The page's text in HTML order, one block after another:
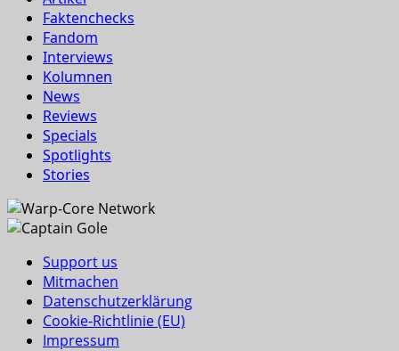
Faktenchecks
Fandom
Interviews
Kolumnen
News
Reviews
Specials
Spotlights
Stories
Support us
Mitmachen
Datenschutzerklärung
Cookie-Richtlinie (EU)
Impressum